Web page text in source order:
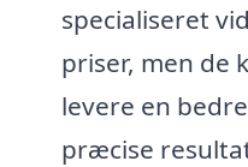
specialiseret
priser, men de
levere en
præcise